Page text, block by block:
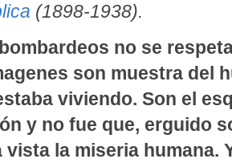
(1898-1938).
no se
son muestra del
viviendo. Son el
y no fue que, erguido
vista la miseria humana.